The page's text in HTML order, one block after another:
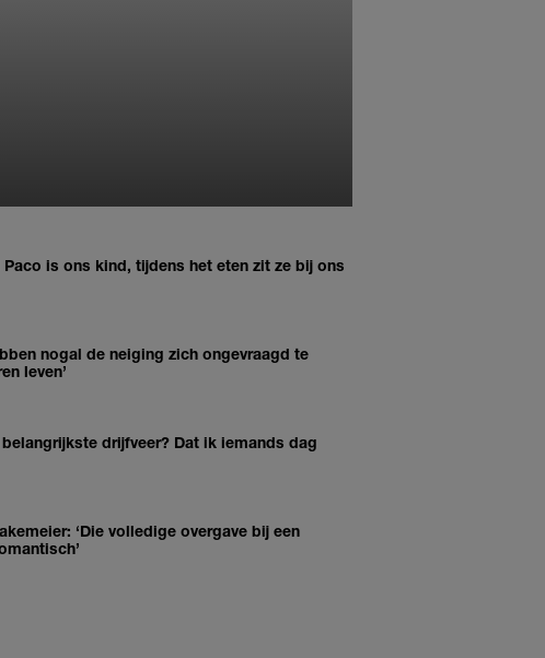
Paco is ons kind, tijdens het eten zit ze bij ons
nogal de neiging zich ongevraagd te
leven’
drijfveer? Dat ik iemands dag
‘Die volledige overgave bij een